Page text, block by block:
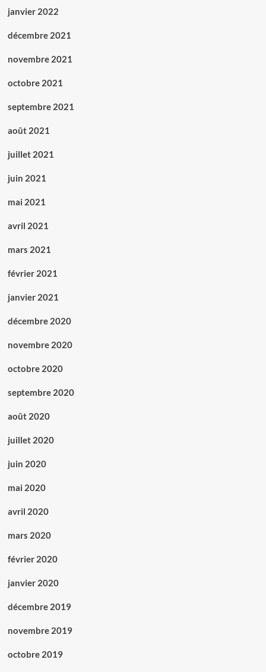
janvier 2022
décembre 2021
novembre 2021
octobre 2021
septembre 2021
août 2021
juillet 2021
juin 2021
mai 2021
avril 2021
mars 2021
février 2021
janvier 2021
décembre 2020
novembre 2020
octobre 2020
septembre 2020
août 2020
juillet 2020
juin 2020
mai 2020
avril 2020
mars 2020
février 2020
janvier 2020
décembre 2019
novembre 2019
octobre 2019